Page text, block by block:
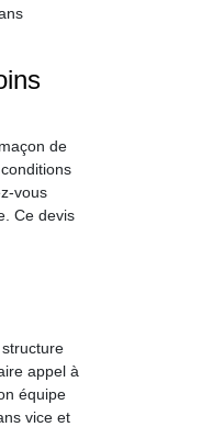
de
vous
Ce devis
appel à
équipe
vice et